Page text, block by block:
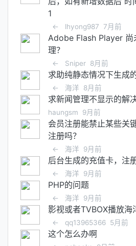
1
← lhyong987 7月前
Adobe Flash Player 尚
理？
← Sniper 8月前
求助纯静态情况下生成
← 海洋 8月前
求新闻管理不显示的解
haungsm 9月前
会员注册能禁止某些关
注册吗？
← 海洋 9月前
后台生成的充值卡，注
← 海洋 9月前
PHP的问题
← 海洋 9月前
影视或者TVBOX播放海
← qq13965366 5月前
这个怎么办啊